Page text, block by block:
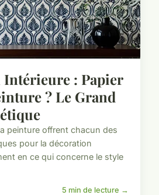
: Papier
? Le Grand
peinture offrent chacun des
pour la décoration
en ce qui concerne le style
5 min de lecture →